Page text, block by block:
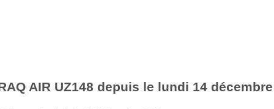
AIR UZ148 depuis le lundi 14 décembre